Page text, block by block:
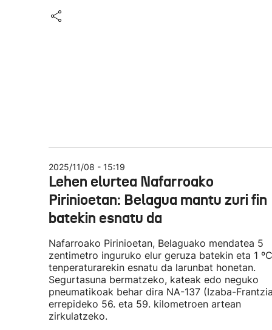
2025/11/08 - 15:19
Lehen elurtea Nafarroako
Pirinioetan: Belagua mantu zuri fin
batekin esnatu da
Nafarroako Pirinioetan, Belaguako mendatea 5
zentimetro inguruko elur geruza batekin eta 1
tenperaturarekin esnatu da larunbat honetan.
Segurtasuna bermatzeko, kateak edo neguko
pneumatikoak behar dira NA-137 (Izaba-
errepideko 56. eta 59. kilometroen artean
zirkulatzeko.